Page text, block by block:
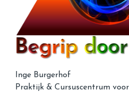
Inge Burgerhof
Praktijk & Cursuscentrum